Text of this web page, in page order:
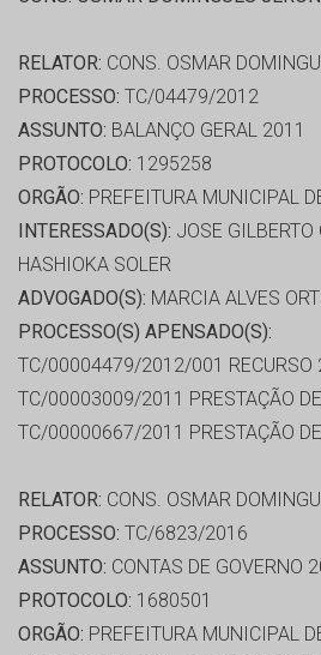
RELATOR: CONS. OSMAR
PROCESSO: TC/04479/2012
ASSUNTO: BALANÇO GERAL 2011
PROTOCOLO: 1295258
ORGÃO: PREFEITURA MUNICIPAL
INTERESSADO(S): JOSE GILBERTO
HASHIOKA SOLER
ADVOGADO(S): MARCIA ALVES
PROCESSO(S) APENSADO(S):
TC/00004479/2012/001 RECURSO
TC/00003009/2011 PRESTAÇÃO
TC/00000667/2011 PRESTAÇÃO
RELATOR: CONS. OSMAR
PROCESSO: TC/6823/2016
ASSUNTO: CONTAS DE GOVERNO
PROTOCOLO: 1680501
ORGÃO: PREFEITURA MUNICIPAL